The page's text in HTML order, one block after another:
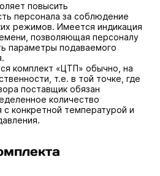
повысить
персонала за соблюдение
режимов. Имеется индикация
позволяющая персоналу
параметры подаваемого
комплект «ЦТП» обычно, на
т.е. в той точке, где
поставщик обязан
количество
с конкретной температурой и